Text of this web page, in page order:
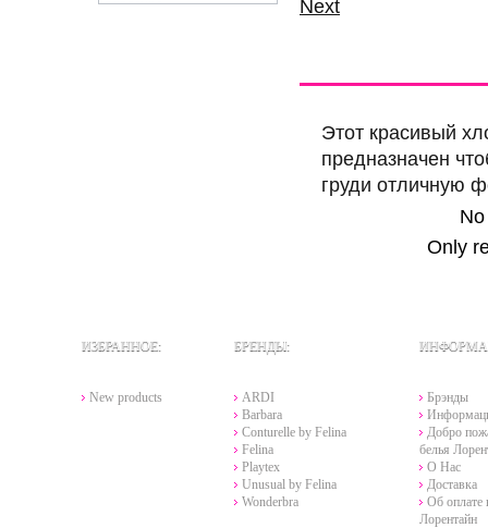
Next
Этот красивый
предназначен
груди отличную
Only
ИЗБРАННОЕ:
New products
БРЕНДЫ:
ARDI
Barbara
Conturelle by Felina
Felina
Playtex
Unusual by Felina
Wonderbra
Брэнды
Добро
белья
О Нас
Доставка
Об оплате
Лорентайн